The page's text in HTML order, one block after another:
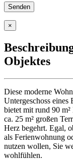
×
Objektes
Diese moderne
Untergeschoss eines
bietet mit rund 90
ca. 25 m² großen
Herz begehrt. Egal,
als Ferienwohnung
nutzen wollen, Sie
wohlfühlen.